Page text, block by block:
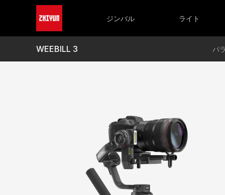
ジンバル
CRANE-M 3S
ライト
FIVERAY M40 SE
FIVERAY M20C/M20
FIVERAY V60
WEEBILL 3 パ